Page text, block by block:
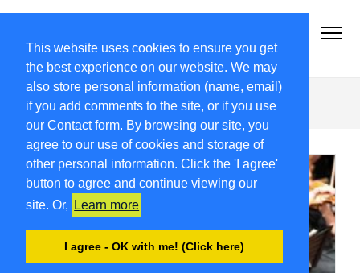
This website uses cookies to ensure you get
the best experience on our website. We may
also store personal information (name, email)
if you add comments to the site, or if you use
our Contact form. By browsing our site, you
agree to our use of cookies and storage of
other personal information. Click the 'I agree'
button to agree and continue viewing our
site. Or,
Learn more
I agree - OK with me! (Click here)
#Cultura #Turismo #Eventi #Territorio-FVG
Stati Uniti